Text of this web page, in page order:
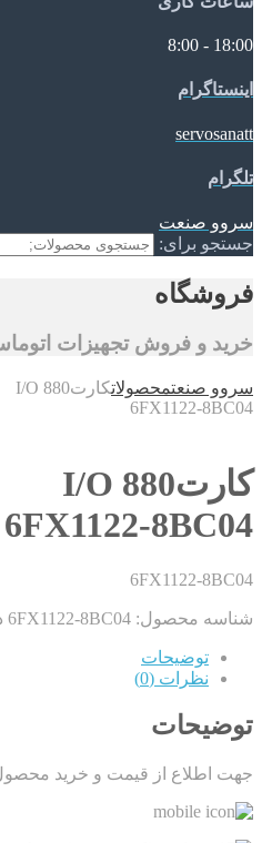
18:00 - 8:00
اینستاگرام
servosanatt
تلگرام
سروو صنعت
جستجو برای:
فروشگاه
خرید و فروش تجهیزات
سروو صنعتمحصولاتکارتI/O 880
6FX1122-8BC04
کارتI/O 880
6FX1122-8BC04
6FX1122-8BC04
شناسه محصول: 6FX1122-8BC04
توضیحات
نظرات (0)
توضیحات
جهت اطلاع از قیمت و خرید محصول